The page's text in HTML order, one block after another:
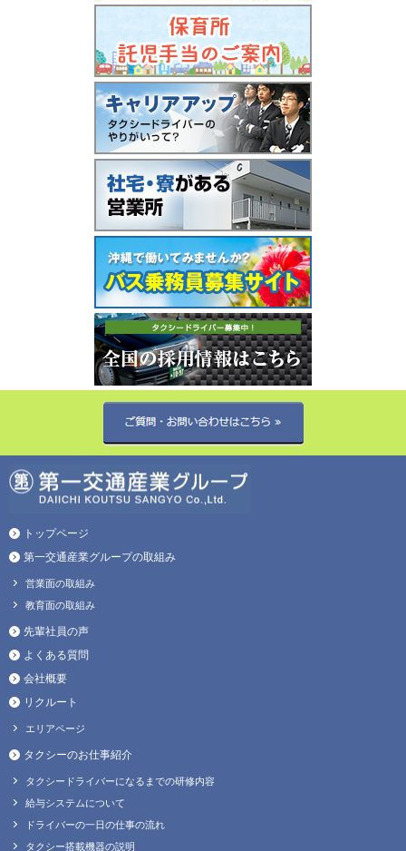
トップページ
第一交通産業グループの取組み
営業面の取組み
教育面の取組み
先輩社員の声
よくある質問
会社概要
リクルート
エリアページ
タクシーのお仕事紹介
タクシードライバーになるまでの研修内容
給与システムについて
ドライバーの一日の仕事の流れ
タクシー搭載機器の説明